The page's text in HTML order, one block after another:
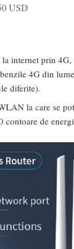
USD
la internet prin
4G din
diferite).
la care se
contoare de